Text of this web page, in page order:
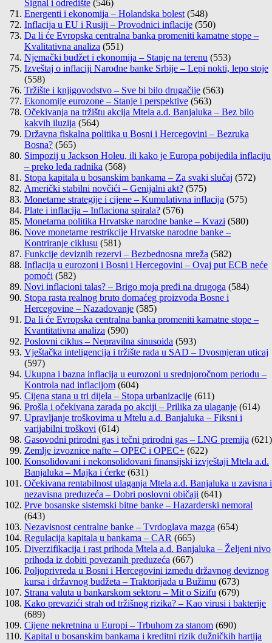
Signal i odredište (546)
Energenti i ekonomija – Holandska bolest (548)
Inflacija u EU i Rusiji – Provodnici inflacije (550)
Da li će Evropska centralna banka promeniti kamatne stope –
Kvalitativna analiza (551)
Njemački budžet i ekonomija – Stanje na terenu (553)
Izveštaj o inflaciji Narodne banke Srbije – Lepi nokti, lepo stoje
(558)
Tržište i knjigovodstvo – Sve bi bilo drugačije (563)
Ekonomije eurozone – Stanje i perspektive (563)
Očekivanja na tržištu akcija Mtela a.d. Banjaluka – Bez bilo
kakvih iluzija (564)
Državna fiskalna politika u Bosni i Hercegovini – Bezruka
Bosna? (565)
Simpozij u Jackson Holeu, ili kako je Europa pobijedila inflaciju
– preko leđa radnika (568)
Stopa kapitala u bosanskim bankama – Za svaki slučaj (572)
Američki stabilni novčići – Genijalni akt? (575)
Monetarne strategije i cijene – Kumulativna inflacija (575)
Plate i inflacija – Inflaciona spirala? (576)
Monetarna politika Hrvatske narodne banke – Kvazi (580)
Nove monetarne restrikcije Hrvatske narodne banke –
Kontriranje ciklusu (581)
Funkcije deviznih rezervi – Bezbednosna mreža (582)
Inflacija u eurozoni i Bosni i Hercegovini – Ovaj put ECB neće
pomoći (582)
Novi inflacioni talas? – Brigo moja pređi na drugoga (584)
Stopa rasta realnog bruto domaćeg proizvoda Bosne i
Hercegovine – Nazadovanje (585)
Da li će Evropska centralna banka promeniti kamatne stope –
Kvantitativna analiza (590)
Poslovni ciklus – Nepravilna sinusoida (593)
Vještačka inteligencija i tržište rada u SAD – Dvosmjeran uticaj
(597)
Ukupna i bazna inflacija u eurozoni u srednjoročnom periodu –
Kontrola nad inflacijom (604)
Cijena stana u tri dijela – Stopa urbanizacije (611)
Prošla i očekivana zarada po akciji – Prilika za ulaganje (614)
Upravljanje troškovima u Mtelu a.d. Banjaluka – Fiksni i
varijabilni troškovi (614)
Gasovodni prirodni gas i tečni prirodni gas – LNG premija (621)
Zemlje izvoznice nafte – OPEC i OPEC+ (622)
Konsolidovani i nekonsolidovani finansijski izvještaji Mtela a.d.
Banjaluka – Majka i ćerke (631)
Očekivana rentabilnost ulaganja Mtela a.d. Banjaluka u zavisna i
nezavisna preduzeća – Dobri poslovni običaji (641)
Prve bosanske sistemski bitne banke – Hazarderski nemoral
(643)
Nezavisnost centralne banke – Tvrdoglava mazga (654)
Regulacija kapitala u bankama – CAR (665)
Diverzifikacija i rast prihoda Mtela a.d. Banjaluka – Željeni nivo
prihoda iz dobiti povezanih preduzeća (667)
Poljoprivreda u Bosni i Hercegovini između državnog deviznog
kursa i državnog budžeta – Traktorijada u Bužimu (673)
Strana valuta u bankarskom sektoru – Mit o Sizifu (679)
Kako prevazići strah od tržišnog rizika? – Kao virusi i bakterije
(689)
Cijene nekretnina u Europi – Trbuhom za stanom (690)
Kapital u bosanskim bankama i kreditni rizik dužničkih hartija